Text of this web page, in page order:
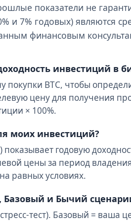
показатели не
и 7% годовых) являются
финансовым
инвестиций в
BTC, чтобы
цену для получения
× 100%.
моих инвестиций?
показывает годовую
цены за период
равных условиях.
и Бычий
тест). Базовый = ваша